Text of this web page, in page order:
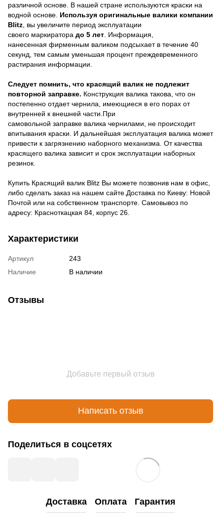
различной основе. В нашей стране используются краски на
водной основе. Используя оригинальные валики компании
Blitz , вы увеличите период эксплуатации
своего маркиратора до 5 лет . Информация,
нанесенная фирменным валиком подсыхает в течение 40
секунд, тем самым уменьшая процент преждевременного
растирания информации.
Следует помнить, что красящий валик не подлежит
повторной заправке. Конструкция валика такова, что он
постепенно отдает чернила, имеющиеся в его порах от
внутренней к внешней части.При
самовольной заправке валика чернилами, не происходит
впитывания краски. И дальнейшая эксплуатация валика может
привести к загрязнению наборного механизма. От качества
красящего валика зависит и срок эксплуатации наборных
резинок.
Купить Красящий валик Blitz Вы можете позвонив нам в офис,
либо сделать заказ на нашем сайте.Доставка по Киеву: Новой
Почтой или на собственном транспорте. Самовывоз по
адресу: Красноткацкая 84, корпус 26.
Характеристики
Артикул
243
Наличие
В наличии
Отзывы
Добавьте первый отзыв
Написать отзыв
Поделиться в соцсетях
Доставка Оплата Гарантия